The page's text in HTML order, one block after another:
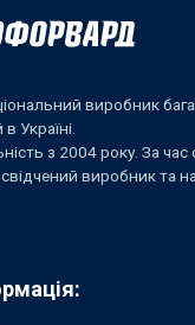
виробник
Україні.
з 2004 року. За час
виробник та